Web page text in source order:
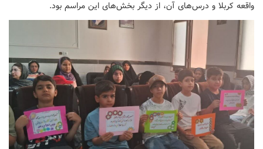
واقعه کربلا و درس‌های آن، از دیگر بخش‌های این مراسم بود.